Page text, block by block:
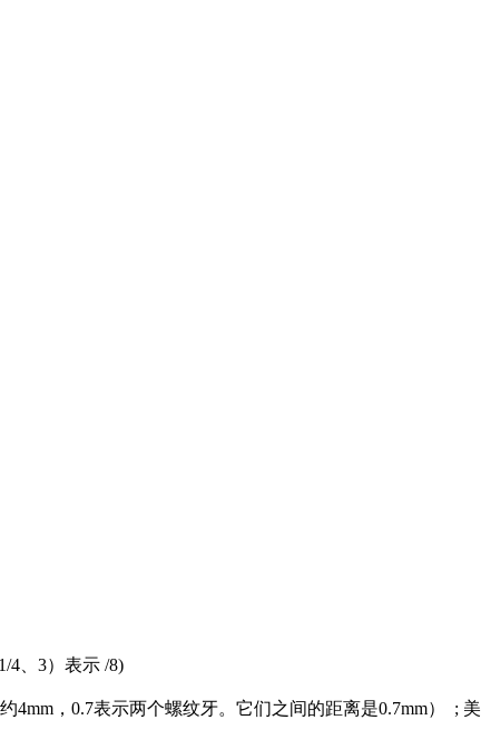
4、3）表示 /8)
，0.7表示两个螺纹牙。它们之间的距离是0.7mm） ; 美